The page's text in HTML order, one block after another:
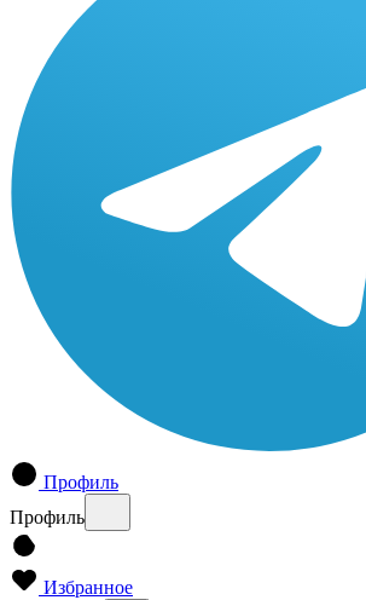
Профиль
Профиль
Избранное